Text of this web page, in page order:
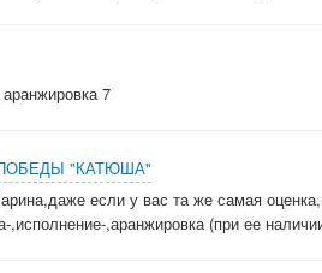
7
"КАТЮША"
если у вас та же самая
,исполнение-,аранжировка (при ее